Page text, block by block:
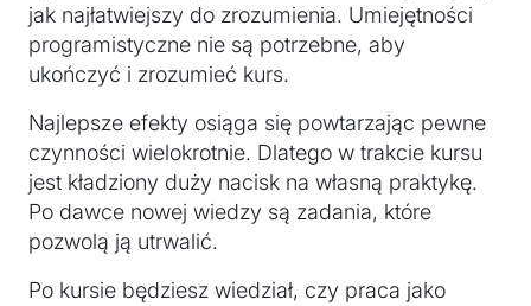
jak najłatwiejszy do zrozumienia. Umiejętności
programistyczne nie są potrzebne, aby
ukończyć i zrozumieć kurs.
Najlepsze efekty osiąga się powtarzając pewne
czynności wielokrotnie. Dlatego w trakcie kursu
jest kładziony duży nacisk na własną praktykę.
Po dawce nowej wiedzy są zadania, które
pozwolą ją utrwalić.
Po kursie będziesz wiedział, czy praca jako